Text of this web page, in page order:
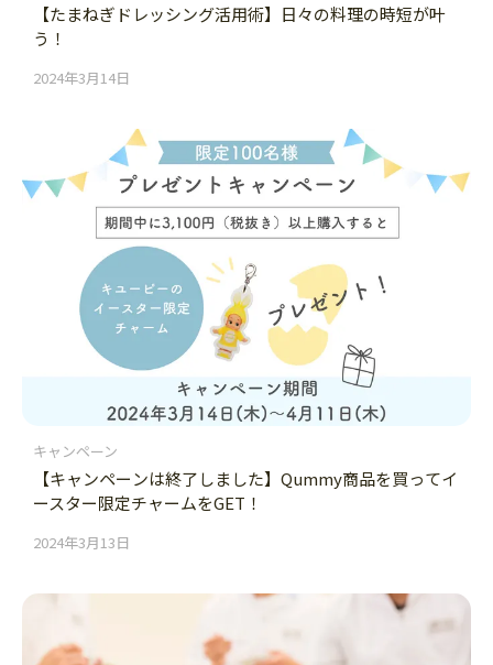
【たまねぎドレッシング活用術】日々の料理の時短が叶
う！
2024年3月14日
キャンペーン
【キャンペーンは終了しました】Qummy商品を買ってイ
ースター限定チャームをGET！
2024年3月13日